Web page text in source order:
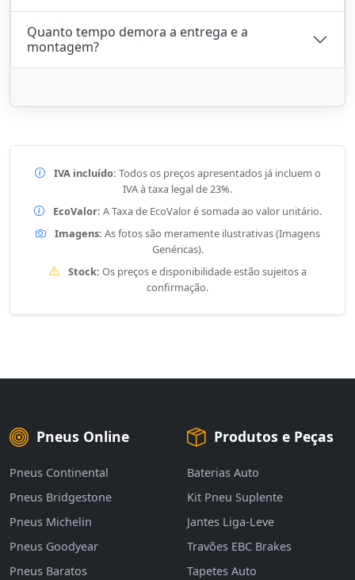
Quanto tempo demora a entrega e a
montagem?
IVA incluído: Todos os preços apresentados já incluem o
IVA à taxa legal de 23%.
EcoValor: A Taxa de EcoValor é somada ao valor unitário.
Imagens: As fotos são meramente ilustrativas (Imagens
Genéricas).
Stock: Os preços e disponibilidade estão sujeitos a
confirmação.
Pneus Online
Pneus Continental
Pneus Bridgestone
Pneus Michelin
Pneus Goodyear
Pneus Baratos
Produtos e Peças
Baterias Auto
Kit Pneu Suplente
Jantes Liga-Leve
Travões EBC Brakes
Tapetes Auto